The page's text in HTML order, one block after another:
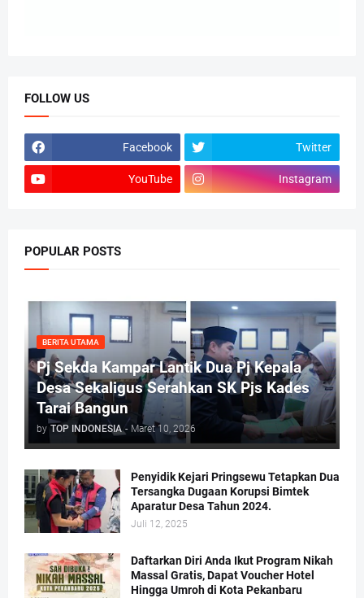
FOLLOW US
Facebook Twitter
YouTube Instagram
POPULAR POSTS
BERITA UTAMA
Pj Sekda Kampar Lantik Dua Pj Kepala
Desa Sekaligus Serahkan SK Pjs Kades
Tarai Bangun
by TOP INDONESIA - Maret 10, 2026
Penyidik Kejari Pringsewu Tetapkan Dua
Tersangka Dugaan Korupsi Bimtek
Aparatur Desa Tahun 2024.
Juli 12, 2025
Daftarkan Diri Anda Ikut Program Nikah
Massal Gratis, Dapat Voucher Hotel
Hingga Umroh di Kota Pekanbaru